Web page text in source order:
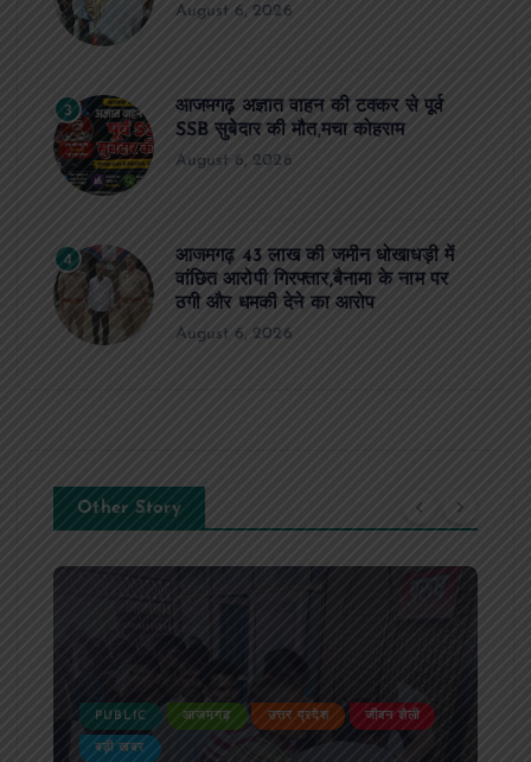
August 6, 2026
3
आजमगढ़ अज्ञात वाहन की टक्कर से पूर्व
SSB सुबेदार की मौत,मचा कोहराम
August 6, 2026
4
आजमगढ़ 43 लाख की जमीन धोखाधड़ी में
वांछित आरोपी गिरफ्तार,बैनामा के नाम पर
ठगी और धमकी देने का आरोप
August 6, 2026
Other Story
PUBLIC आजमगढ़ उत्तर प्रदेश जीवन शैली
बड़ी खबर